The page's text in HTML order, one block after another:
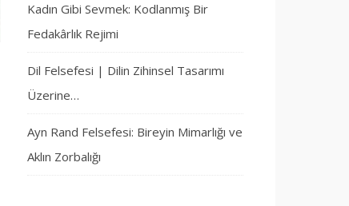
Kadın Gibi Sevmek: Kodlanmış Bir
Fedakârlık Rejimi
Dil Felsefesi | Dilin Zihinsel Tasarımı
Üzerine…
Ayn Rand Felsefesi: Bireyin Mimarlığı ve
Aklın Zorbalığı